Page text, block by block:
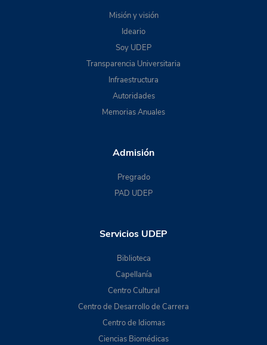
Misión y visión
Ideario
Soy UDEP
Transparencia Universitaria
Infraestructura
Autoridades
Memorias Anuales
Admisión
Pregrado
PAD UDEP
Servicios UDEP
Biblioteca
Capellanía
Centro Cultural
Centro de Desarrollo de Carrera
Centro de Idiomas
Ciencias Biomédicas